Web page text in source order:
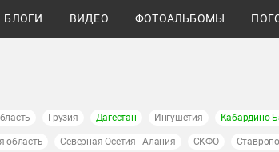
БЛОГИ ВИДЕО ФОТОАЛЬБОМЫ
Грузия Дагестан Ингушетия Кабардино-
область Северная Осетия - Алания СКФО